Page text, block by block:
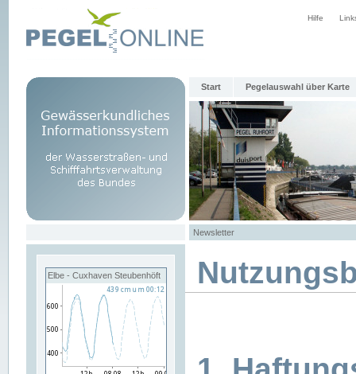
Hilfe
Start Pegelauswahl über Karte
Newsletter
Elbe - Cuxhaven Steubenhöft